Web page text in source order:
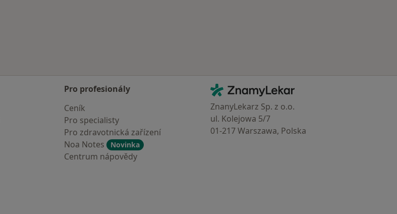
Pro profesionály
Ceník
Pro specialisty
Pro zdravotnická zařízení
Noa Notes
Novinka
Centrum nápovědy
Kontakt
ZnamyLekar - Hlavní stránka
ZnanyLekarz Sp. z o.o.
ul. Kolejowa 5/7
01-217 Warszawa, Polska